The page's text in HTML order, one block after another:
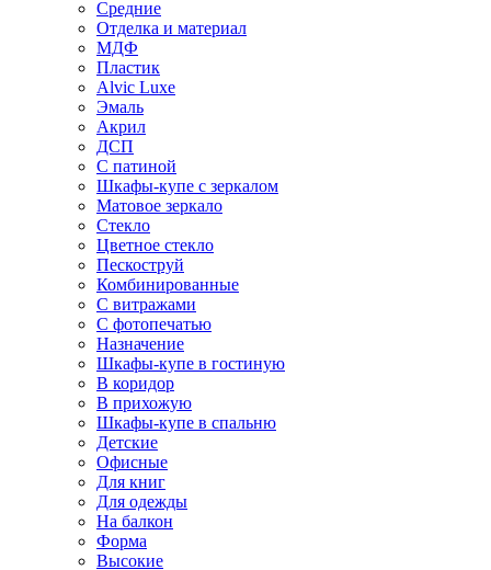
Средние
Отделка и материал
МДФ
Пластик
Alvic Luxe
Эмаль
Акрил
ДСП
С патиной
Шкафы-купе с зеркалом
Матовое зеркало
Стекло
Цветное стекло
Пескоструй
Комбинированные
С витражами
С фотопечатью
Назначение
Шкафы-купе в гостиную
В коридор
В прихожую
Шкафы-купе в спальню
Детские
Офисные
Для книг
Для одежды
На балкон
Форма
Высокие